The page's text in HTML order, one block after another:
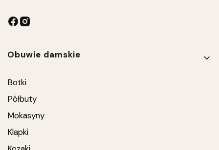
Linki w stopce
Obuwie damskie
Botki
Półbuty
Mokasyny
Klapki